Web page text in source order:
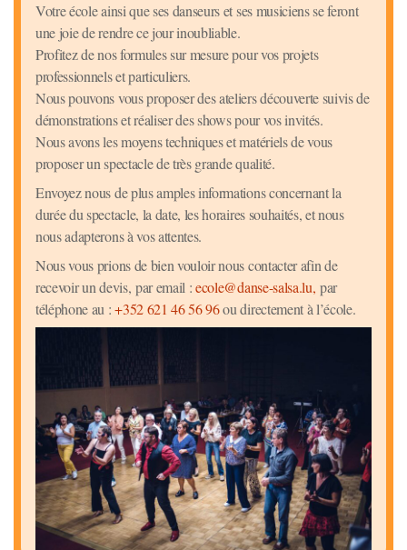
Votre école ainsi que ses danseurs et ses musiciens se feront
une joie de rendre ce jour inoubliable.
Profitez de nos formules sur mesure pour vos projets
professionnels et particuliers.
Nous pouvons vous proposer des ateliers découverte suivis de
démonstrations et réaliser des shows pour vos invités.
Nous avons les moyens techniques et matériels de vous
proposer un spectacle de très grande qualité.
Envoyez nous de plus amples informations concernant la
durée du spectacle, la date, les horaires souhaités, et nous
nous adapterons à vos attentes.
Nous vous prions de bien vouloir nous contacter afin de
recevoir un devis, par email :ecole@danse-salsa.lu, par
téléphone au :+352 621 46 56 96ou directement à l’école.